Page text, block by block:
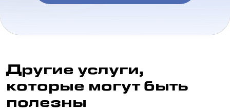
Другие услуги,
которые могут быть
полезны